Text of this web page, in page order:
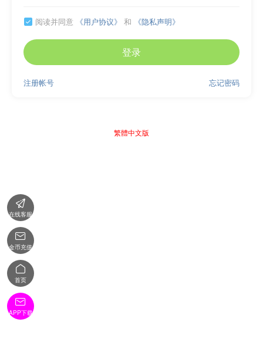
 阅读并同意 《用户协议》 和 《隐私声明》
登录
忘记密码
注册帐号
繁體中文版

在线客服

金币充值

首页

APP下载